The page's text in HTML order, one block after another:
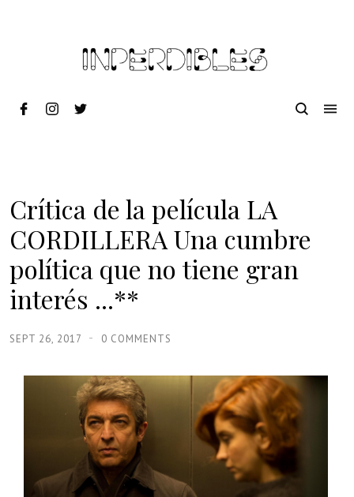
Crítica de la película LA
CORDILLERA Una cumbre
política que no tiene gran
interés ...**
SEPT 26, 2017 0 COMMENTS